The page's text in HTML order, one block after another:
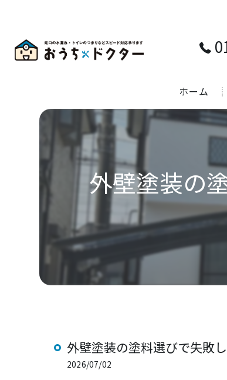
ホーム
外壁塗装の
外壁塗装の塗料選びで失敗
2026/07/02